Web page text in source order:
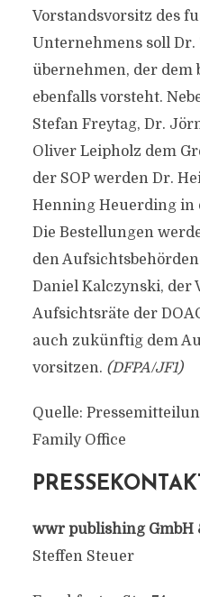
Vorstandsvorsitz des
Unternehmens soll Dr.
übernehmen, der dem
ebenfalls vorsteht.
Stefan Freytag, Dr.
Oliver Leipholz dem
der SOP werden Dr.
Henning Heuerding in
Die Bestellungen
den
Daniel Kalczynski, der
Aufsichtsräte der
auch zukünftig dem
vorsitzen. (DFPA/JF1)
Quelle:
Family Office
wwr publishing GmbH
Steffen Steuer